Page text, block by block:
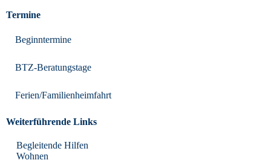
Termine
Beginntermine
BTZ-Beratungstage
Ferien/Familienheimfahrt
Weiterführende Links
Begleitende Hilfen
Wohnen